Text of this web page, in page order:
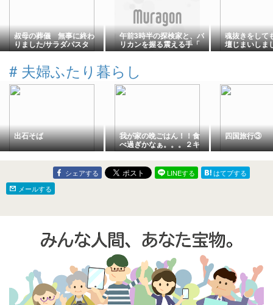
叔母の葬儀 無事に終わ
りました/サラダパスタ
午前3時半の探検家と、バ
リカンを握る震える手「
老犬と幻のダブリン」
魂抜きをして
壇じまいしま
# 夫婦ふたり暮らし
出石そば 我が家の晩ごはん！！食
べ過ぎかなぁ。。。２キ
ロ増量していた事が判
明。
四国旅行③
シェアする LINEする
はてブする
メールする